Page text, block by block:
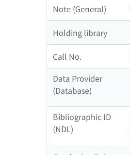
Note (General)
Holding library
Call No.
Data Provider
(Database)
Bibliographic ID
(NDL)